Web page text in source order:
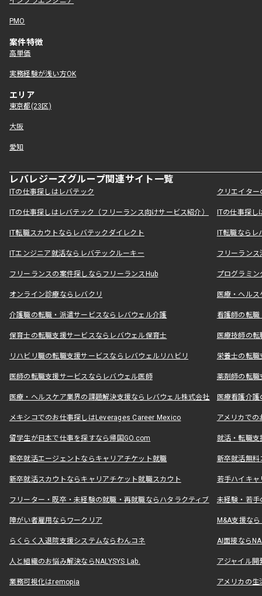
PMO
案件特徴
高単価
実務経験が浅い方OK
エリア
東京都(23区)
大阪
愛知
レバレジーズグループ関連サイト一覧
ITの仕事探しはレバテック クリエイタ
ITの仕事探しはレバテック（フリーランス向けサービス紹介） ITの仕事探
IT転職スカウトならレバテックダイレクト IT転職なら
ITエンジニア就活ならレバテックルーキー フリーラン
フリーランスの案件探しならフリーランスHub プログラミ
オンライン診療ならレバクリ 医療・ヘル
介護職の転職・派遣サービスならレバウェル介護 看護師の転
保育士の転職支援サービスならレバウェル保育士 医療技師の
リハビリ職の転職支援サービスならレバウェルリハビリ 栄養士の転
医師の転職支援サービスならレバウェル医師 薬剤師の転
医療・ヘルスケア業界の課題解決支援ならレバウェル株式会社 医療看護介
メキシコでのお仕事探しはLeverages Career Mexico アメリカで
留学生が日本で仕事を探すなら帰国GO.com 就活・転職
新卒就活エージェントならキャリアチケット就職 新卒就活無料
新卒就活スカウトならキャリアチケット就職スカウト 若手ハイキ
フリーター・既卒・未経験の就職・再就職ならハタラクティブ 未経験・若手
障がい者雇用ならワークリア M&A支援な
らくらく入退院支援システムならわんコネ AI面接なら
人と組織のお悩み解決ならNALYSYS Lab. アジャイル
業務可視化はremopia アメリカの